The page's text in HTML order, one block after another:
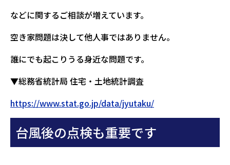
などに関するご相談が増えています。
空き家問題は決して他人事ではありません。
誰にでも起こりうる身近な問題です。
▼総務省統計局 住宅・土地統計調査
https://www.stat.go.jp/data/jyutaku/
台風後の点検も重要です